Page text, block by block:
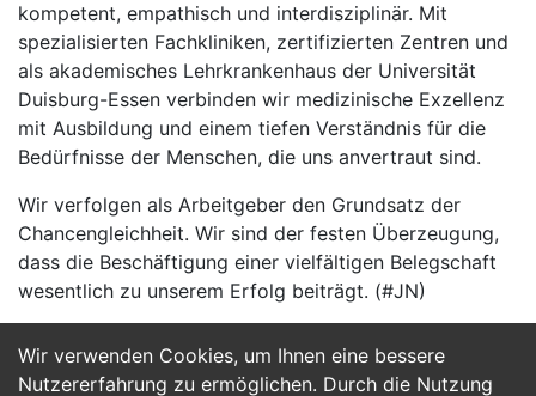
Wir verwenden Cookies, um Ihnen eine bessere
Nutzererfahrung zu ermöglichen. Durch die Nutzung
kompetent, empathisch und interdisziplinär. Mit
spezialisierten Fachkliniken, zertifizierten Zentren und
als akademisches Lehrkrankenhaus der Universität
Duisburg-Essen verbinden wir medizinische Exzellenz
mit Ausbildung und einem tiefen Verständnis für die
Bedürfnisse der Menschen, die uns anvertraut sind.
Wir verfolgen als Arbeitgeber den Grundsatz der
Chancengleichheit. Wir sind der festen Überzeugung,
dass die Beschäftigung einer vielfältigen Belegschaft
wesentlich zu unserem Erfolg beiträgt. (#JN)
Jetzt Bewerben